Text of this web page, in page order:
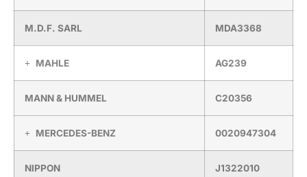
M.D.F. SARL MDA3368
MAHLE AG239
MANN & HUMMEL C20356
MERCEDES-BENZ 0020947304
NIPPON J1322010